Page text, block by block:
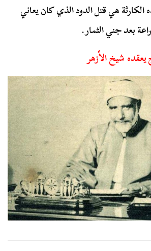
الكارثة هي قتل الدود الذي كان يعاني
بعد جني الثمار.
يعقده شيخ الأزهر